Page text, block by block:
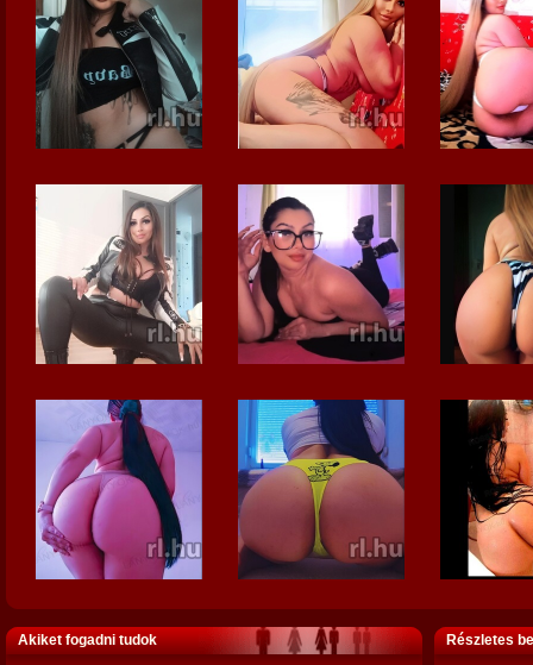
Akiket fogadni tudok Részletes